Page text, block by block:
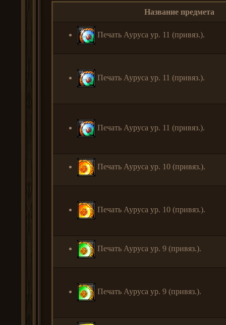
Название предмета
Печать Ауруса ур. 11 (привяз.).
Печать Ауруса ур. 11 (привяз.).
Печать Ауруса ур. 11 (привяз.).
Печать Ауруса ур. 10 (привяз.).
Печать Ауруса ур. 10 (привяз.).
Печать Ауруса ур. 9 (привяз.).
Печать Ауруса ур. 9 (привяз.).